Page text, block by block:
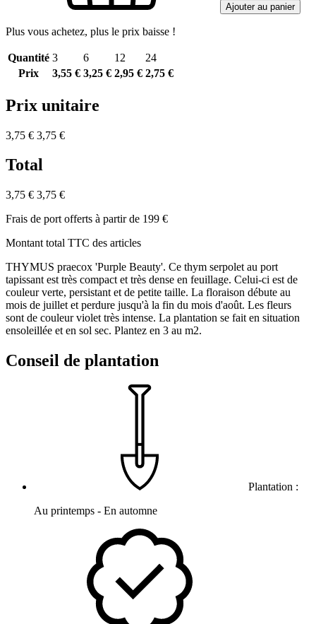
Ajouter au panier
Plus vous achetez, plus le prix baisse !
Quantité 3 6 12
24
Prix
3,55 € 3,25 € 2,95 € 2,75 €
Prix unitaire
3,75 € 3,75 €
Total
3,75 € 3,75 €
Frais de port offerts à partir de 199 €
Montant total TTC des articles
THYMUS praecox 'Purple Beauty'. Ce thym serpolet au port
tapissant est très compact et très dense en feuillage. Celui-ci est de
couleur verte, persistant et de petite taille. La floraison débute au
mois de juillet et perdure jusqu'à la fin du mois d'août. Les fleurs
sont de couleur violet très intense. La plantation se fait en situation
ensoleillée et en sol sec. Plantez en 3 au m2.
Conseil de plantation
Plantation :
Au printemps - En automne